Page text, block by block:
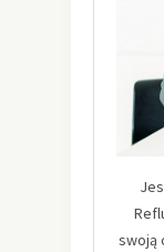
swoją